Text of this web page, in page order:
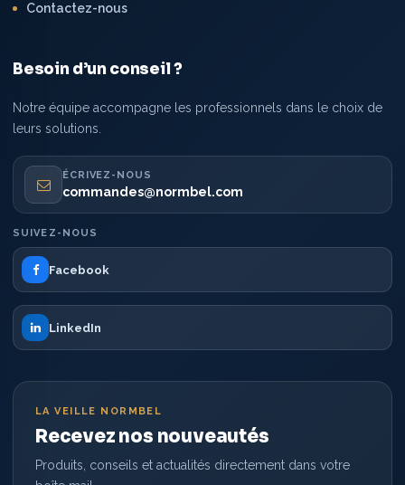
Contactez-nous
Besoin d’un conseil ?
Notre équipe accompagne les professionnels dans le choix de
leurs solutions.
ÉCRIVEZ-NOUS
commandes@normbel.com
SUIVEZ-NOUS
Facebook
LinkedIn
LA VEILLE NORMBEL
Recevez nos nouveautés
Produits, conseils et actualités directement dans votre